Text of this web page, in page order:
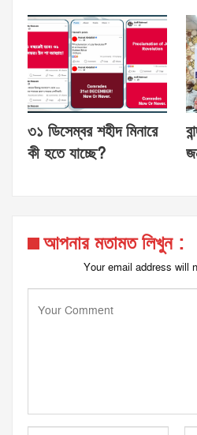
৩১ ডিসেম্বর শহীদ মিনারে
কী হতে যাচ্ছে?
আপনার মতামত লিখুন :
Your email address will